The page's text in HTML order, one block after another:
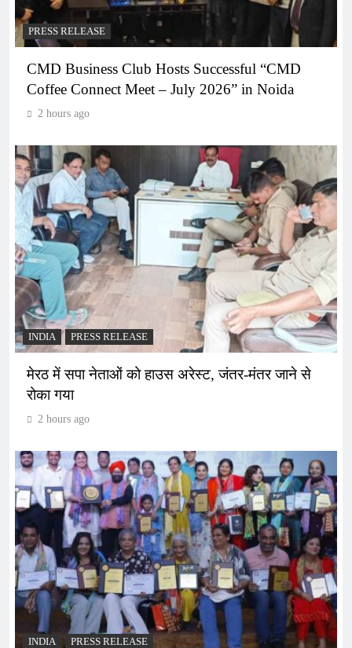
PRESS RELEASE
CMD Business Club Hosts Successful “CMD
Coffee Connect Meet – July 2026” in Noida
2 hours ago
INDIA PRESS RELEASE
मेरठ में सपा नेताओं को हाउस अरेस्ट, जंतर-मंतर जाने से
रोका गया
2 hours ago
INDIA PRESS RELEASE